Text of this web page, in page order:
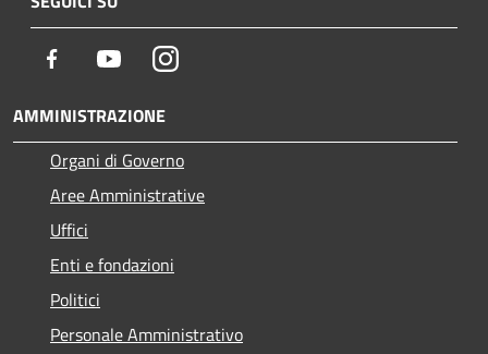
Facebook YoutubeInstagram
AMMINISTRAZIONE
Organi di Governo
Aree Amministrative
Uffici
Enti e fondazioni
Politici
Personale Amministrativo